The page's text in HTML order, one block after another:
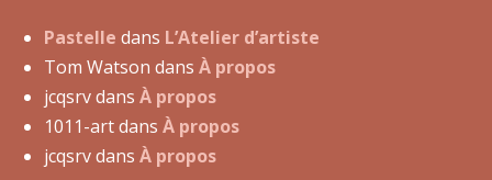
t
i
o
n
d
Pastelle dans L’Atelier d’artiste
Tom Watson dans À propos
jcqsrvdans À propos
1011-artdans À propos
jcqsrvdans À propos